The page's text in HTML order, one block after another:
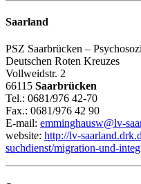
Saarland
PSZ Saarbrücken –
Deutschen Roten Kreuzes
Vollweidstr. 2
66115 Saarbrücken
Tel.: 0681/976 42-70
Fax.: 0681/976 42 90
E-mail: emminghausw@lv-
website: http://lv-
suchdienst/migration-und-